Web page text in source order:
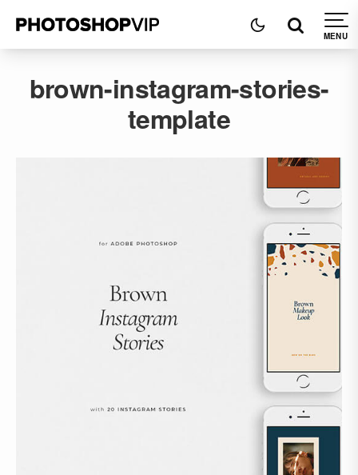
brown-instagram-stories-
template